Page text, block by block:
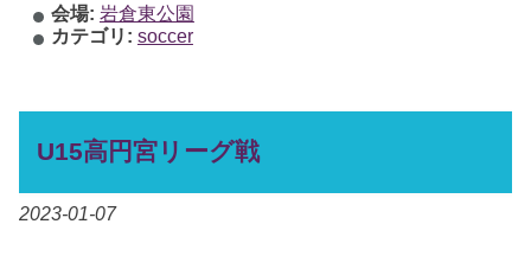
会場: 岩倉東公園
カテゴリ: soccer
U15高円宮リーグ戦
2023-01-07